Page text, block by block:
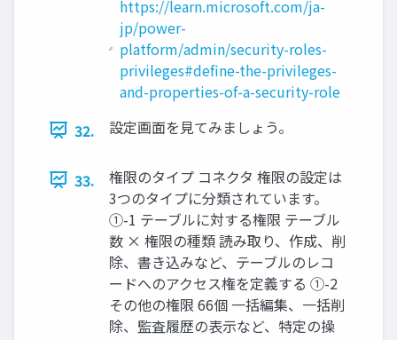
https://learn.microsoft.com/ja-
jp/power-
platform/admin/security-roles-
privileges#define-the-privileges-
and-properties-of-a-security-role
32.
設定画面を見てみましょう。
33.
権限のタイプ コネクタ 権限の設定は
3つのタイプに分類されています。
①-1 テーブルに対する権限 テーブル
数 × 権限の種類 読み取り、作成、削
除、書き込みなど、テーブルのレコ
ードへのアクセス権を定義する ①-2
その他の権限 66個 一括編集、一括削
除、監査履歴の表示など、特定の操